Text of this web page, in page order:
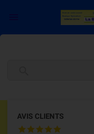
AVIS CLIENTS